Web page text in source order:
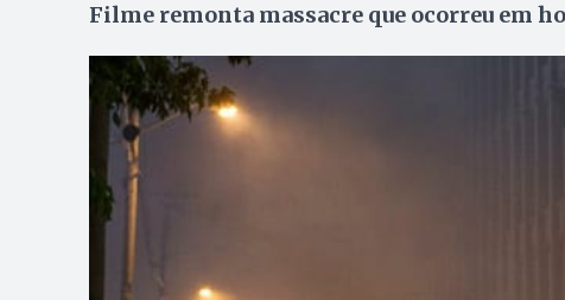
Filme remonta massacre que ocorreu em